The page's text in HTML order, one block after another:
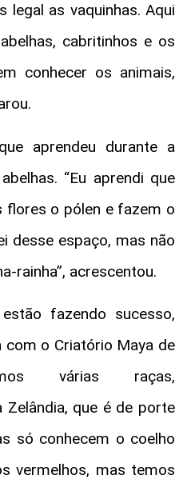
legal as vaquinhas. Aqui
cabritinhos e os
conhecer os animais,
aprendeu durante a
“Eu aprendi que
flores o pólen e fazem o
desse espaço, mas não
rainha”, acrescentou.
fazendo sucesso,
com o Criatório Maya de
várias raças,
Zelândia, que é de porte
só conhecem o coelho
vermelhos, mas temos